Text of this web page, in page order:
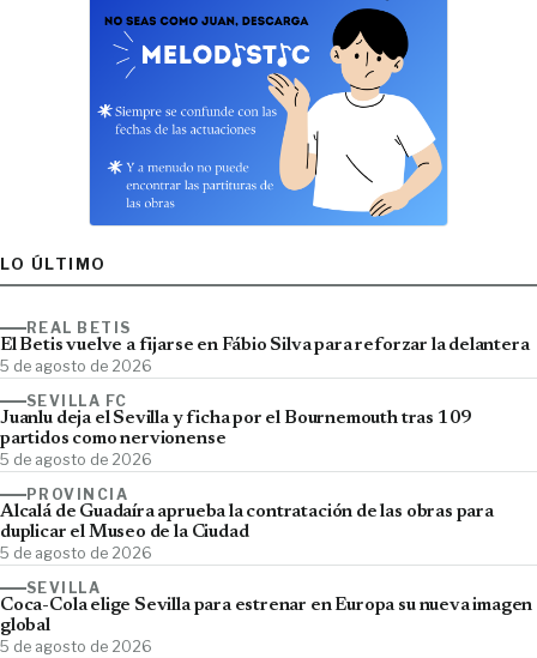
LO ÚLTIMO
REAL BETIS
El Betis vuelve a fijarse en Fábio Silva para reforzar la delantera
5 de agosto de 2026
SEVILLA FC
Juanlu deja el Sevilla y ficha por el Bournemouth tras 109
partidos como nervionense
5 de agosto de 2026
PROVINCIA
Alcalá de Guadaíra aprueba la contratación de las obras para
duplicar el Museo de la Ciudad
5 de agosto de 2026
SEVILLA
Coca-Cola elige Sevilla para estrenar en Europa su nueva imagen
global
5 de agosto de 2026